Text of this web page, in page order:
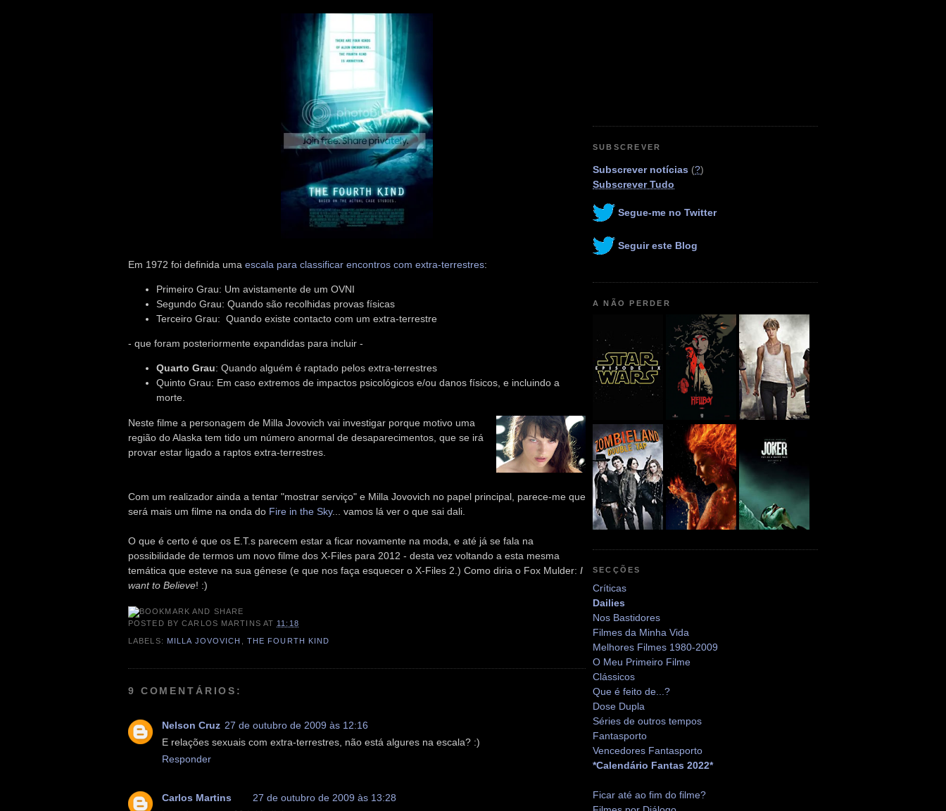
Em 1972 foi definida uma escala para classificar encontros com extra-terrestres:
Primeiro Grau: Um avistamente de um OVNI
Segundo Grau: Quando são recolhidas provas físicas
Terceiro Grau: Quando existe contacto com um extra-terrestre
- que foram posteriormente expandidas para incluir -
Quarto Grau: Quando alguém é raptado pelos extra-terrestres
Quinto Grau: Em caso extremos de impactos psicológicos e/ou danos físicos, e incluindo a
morte.
Neste filme a personagem de Milla Jovovich vai investigar porque motivo uma
região do Alaska tem tido um número anormal de desaparecimentos, que se irá
provar estar ligado a raptos extra-terrestres.
Com um realizador ainda a tentar "mostrar serviço" e Milla Jovovich no papel principal, parece-me que
será mais um filme na onda do Fire in the Sky... vamos lá ver o que sai dali.
O que é certo é que os E.T.s parecem estar a ficar novamente na moda, e até já se fala na
possibilidade de termos um novo filme dos X-Files para 2012 - desta vez voltando a esta mesma
temática que esteve na sua génese (e que nos faça esquecer o X-Files 2.) Como diria o Fox Mulder: I
want to Believe! :)
POSTED BYCARLOS MARTINS AT 11:18
LABELS: MILLA JOVOVICH THE FOURTH KIND
9 COMENTÁRIOS:
Nelson Cruz 27 de outubro de 2009 às 12:16
E relações sexuais com extra-terrestres, não está algures na escala? :)
Responder
Carlos Martins
27 de outubro de 2009 às 13:28
SUBSCREVER
Subscrever notícias (?)
Subscrever Tudo
Segue-me no Twitter
Seguir este Blog
A NÃO PERDER
SECÇÕES
Críticas
Dailies
Nos Bastidores
Filmes da Minha Vida
Melhores Filmes 1980-2009
O Meu Primeiro Filme
Clássicos
Que é feito de...?
Dose Dupla
Séries de outros tempos
Fantasporto
Vencedores Fantasporto
*Calendário Fantas 2022*
Ficar até ao fim do filme?